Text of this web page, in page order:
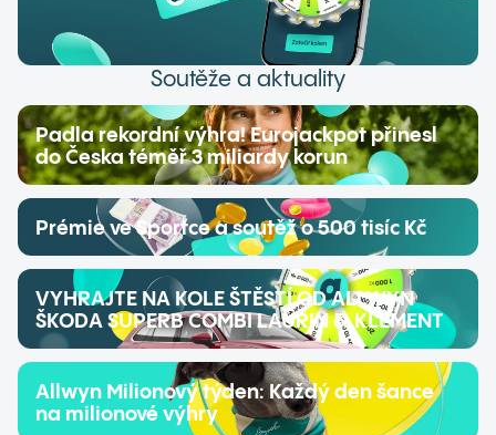
Soutěže a aktuality
Padla rekordní výhra! Eurojackpot přinesl
do Česka téměř 3 miliardy korun
Prémie ve Sportce a soutěž o 500 tisíc Kč
VYHRAJTE NA KOLE ŠTĚSTÍ OD ALLWYN
ŠKODA SUPERB COMBI LAURIN & KLEMENT
Allwyn Milionový týden: Každý den šance
na milionové výhry